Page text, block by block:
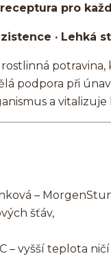
pro
· Lehká
podpora při
a
–
šťáv,
– vyšší teplota ničí